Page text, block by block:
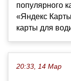
популярного
«Яндекс
карты для
20:33, 14 Мар